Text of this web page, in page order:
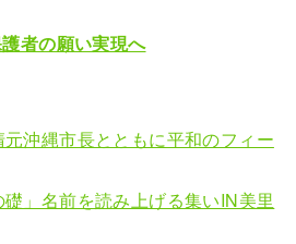
者の願い実現へ
沖縄市長とともに平和のフィー
」名前を読み上げる集いIN美里